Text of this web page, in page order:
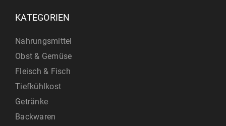
KATEGORIEN
Nahrungsmittel
Obst & Gemüse
Fleisch & Fisch
Tiefkühlkost
Getränke
Backwaren